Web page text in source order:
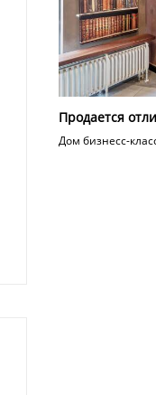
Продается
Дом бизнесс-